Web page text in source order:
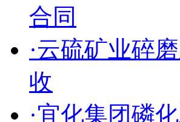
合同
·云硫矿业碎
收
·宜化集团磷